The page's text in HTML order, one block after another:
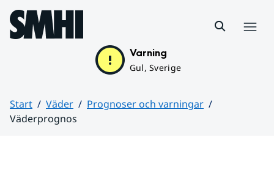
Hoppa till sidans innehåll
Varning
Gul, Sverige
Start Väder
Prognoser och varningar
Väderprognos